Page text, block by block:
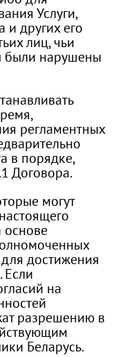
Услуги,
других его
лиц, чьи
были нарушены
регламентных
в порядке,
Договора.
могут
основе
достижения
Если
на
разрешению в
Беларусь.